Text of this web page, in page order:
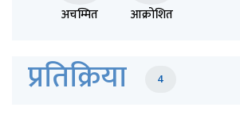
अचम्मित आक्रोशित
प्रतिक्रिया 4